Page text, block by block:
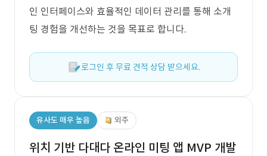
인 인터페이스와 효율적인 데이터 관리를 통해 소개
팅 경험을 개선하는 것을 목표로 합니다.
로그인 후 무료 견적 상담 받으세요.
유사도 매우 높음 외주
위치 기반 다대다 온라인 미팅 앱 MVP 개발